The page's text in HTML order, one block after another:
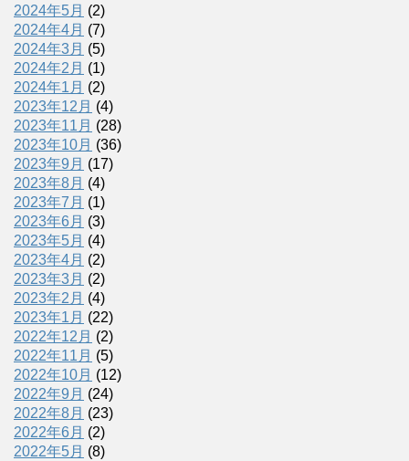
2024年5月 (2)
2024年4月 (7)
2024年3月 (5)
2024年2月 (1)
2024年1月 (2)
2023年12月 (4)
2023年11月 (28)
2023年10月 (36)
2023年9月 (17)
2023年8月 (4)
2023年7月 (1)
2023年6月 (3)
2023年5月 (4)
2023年4月 (2)
2023年3月 (2)
2023年2月 (4)
2023年1月 (22)
2022年12月 (2)
2022年11月 (5)
2022年10月 (12)
2022年9月 (24)
2022年8月 (23)
2022年6月 (2)
2022年5月 (8)